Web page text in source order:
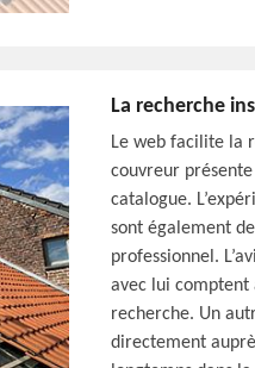
La recherche
Le web facilite la
couvreur
catalogue.
sont également
professionnel.
avec lui comptent
recherche. Un
directement